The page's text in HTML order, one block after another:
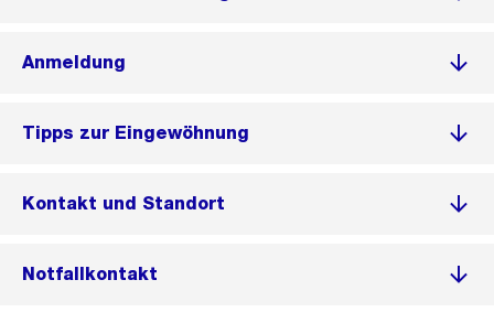
Anmeldung
Tipps zur Eingewöhnung
Kontakt und Standort
Notfallkontakt